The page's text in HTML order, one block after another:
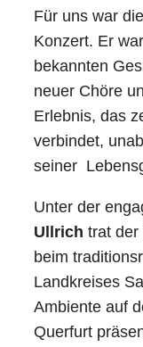
Für uns war
Konzert. Er
bekannten
neuer Chöre
Erlebnis, das
verbindet,
seiner
Unter der
Ullrich trat der
beim
Landkreises
Ambiente auf
Querfurt